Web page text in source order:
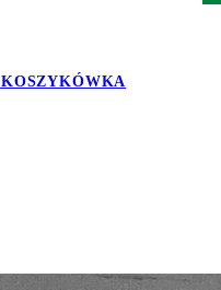
KOSZYKÓWKA